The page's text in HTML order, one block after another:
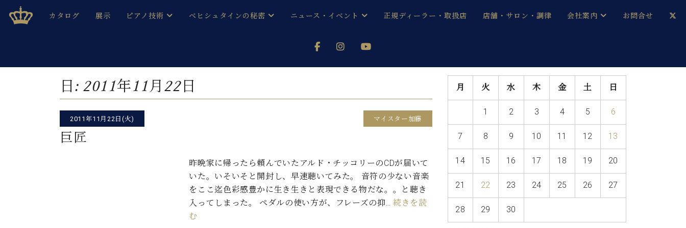
ベヒシュタインジャパン公式サイト
BECHSTEIN JAPAN Official Site
カタログ
C.ベヒシュタイン コンサート / C.ベヒシュタイン レジデンス
C.ベヒシュタイン コンサート
展示 ピアノ技術
音色とタッチ
ベヒシュタイン・ジャパンの取り組
み
ベヒシュタインの秘密
ブランドヒストリー
ベヒシュタインを弾く前に
ベヒシュタイン・シューレ
納入実績 ホール・スタジオ
ニュース・イベント
メルマガ会員登録ご案内
(お知らせ・メディア情報)
正規ディーラー・取扱店 店舗・サロン・調律
趣味から本格的に学ぶ方まで大歓迎。ベヒシュタイン・シューレ音楽教室
本社：八王子・技術営業センター
スタッフご挨拶
技術者紹介
展示情報【ユーロピアノ特選中古】
イベント情報
八王子工房ブログ
会社案内
ベヒシュタイン・ジャパンブログ
お問合せ
日: 2011年11月22日
2011年11月22日(火) マイスター加藤
巨匠
昨晩家に帰ったら頼んでいたアルド・チッコリーのCDが届いて
いた。いそいそと開封し、早速聴いてみた。 音符の少ない音楽
をここ迄色彩感豊かに生き生きと表現できる物だな。。と聴き
入ってしまった。 ペダルの使い方が、フレーズの抑… 続きを読
む
月 火 水 木 金 土 日
1 2 3 4 5 6
7 8 9 10 11 12 13
14 15 16 17 18 19 20
21 22 23 24 25 26 27
28 29 30